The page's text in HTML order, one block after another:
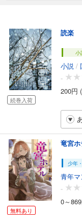
続巻入荷
読楽
小
小説 /
-
200円
無料あり
竜宮
少年
青年
-
0～